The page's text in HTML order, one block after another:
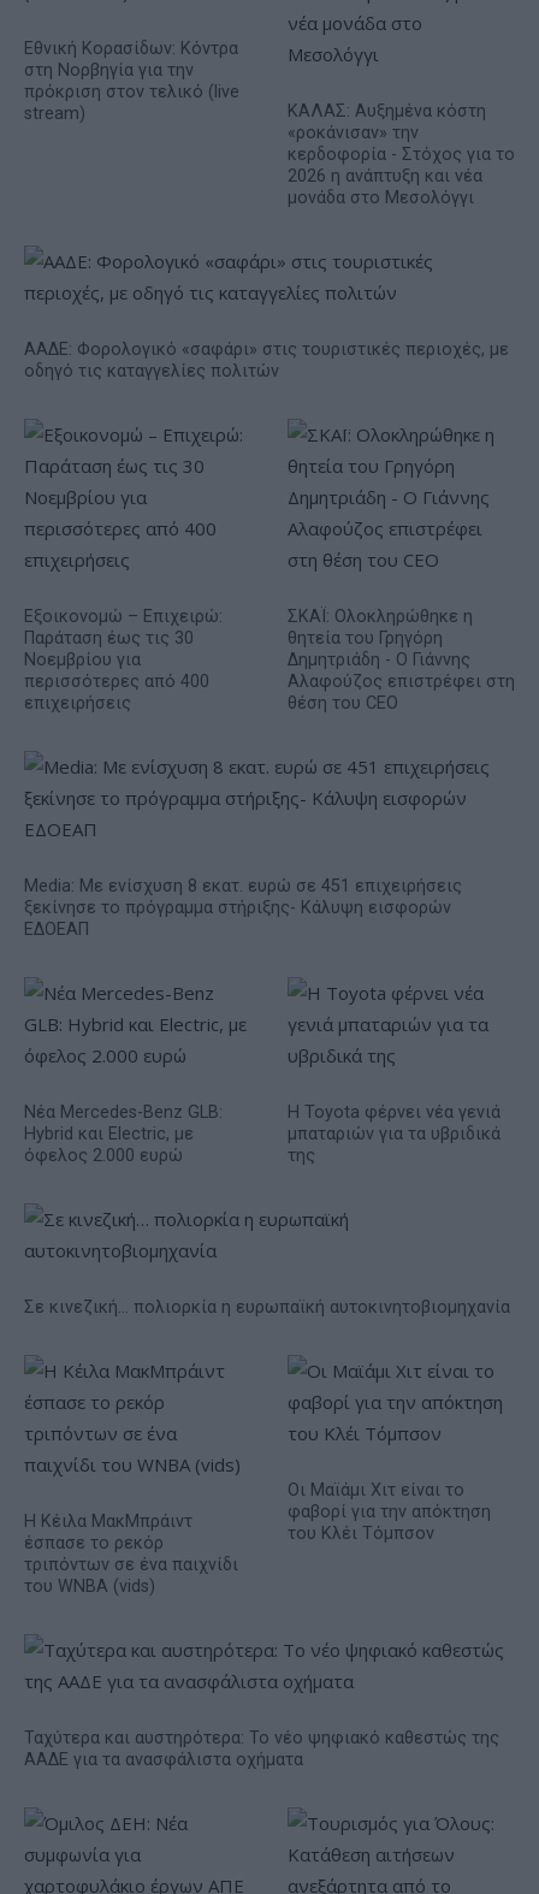
Εθνική Κορασίδων: Κόντρα
στη Νορβηγία για την
πρόκριση στον τελικό (live
stream)
ΚΑΛΑΣ: Αυξημένα κόστη
«ροκάνισαν» την
κερδοφορία - Στόχος για το
2026 η ανάπτυξη και νέα
μονάδα στο Μεσολόγγι
ΑΑΔΕ: Φορολογικό «σαφάρι» στις τουριστικές περιοχές, με
οδηγό τις καταγγελίες πολιτών
Εξοικονομώ – Επιχειρώ:
Παράταση έως τις 30
Νοεμβρίου για
περισσότερες από 400
επιχειρήσεις
ΣΚΑΪ: Ολοκληρώθηκε η
θητεία του Γρηγόρη
Δημητριάδη - Ο Γιάννης
Αλαφούζος επιστρέφει στη
θέση του CEO
Media: Με ενίσχυση 8 εκατ. ευρώ σε 451 επιχειρήσεις
ξεκίνησε το πρόγραμμα στήριξης- Κάλυψη εισφορών
ΕΔΟΕΑΠ
Νέα Mercedes-Benz GLB:
Hybrid και Electric, με
όφελος 2.000 ευρώ
Η Toyota φέρνει νέα γενιά
μπαταριών για τα υβριδικά
της
Σε κινεζική… πολιορκία η ευρωπαϊκή αυτοκινητοβιομηχανία
Η Κέιλα ΜακΜπράιντ
έσπασε το ρεκόρ
τριπόντων σε ένα παιχνίδι
του WNBA (vids)
Οι Μαϊάμι Χιτ είναι το
φαβορί για την απόκτηση
του Κλέι Τόμπσον
Ταχύτερα και αυστηρότερα: Το νέο ψηφιακό καθεστώς της
ΑΑΔΕ για τα ανασφάλιστα οχήματα